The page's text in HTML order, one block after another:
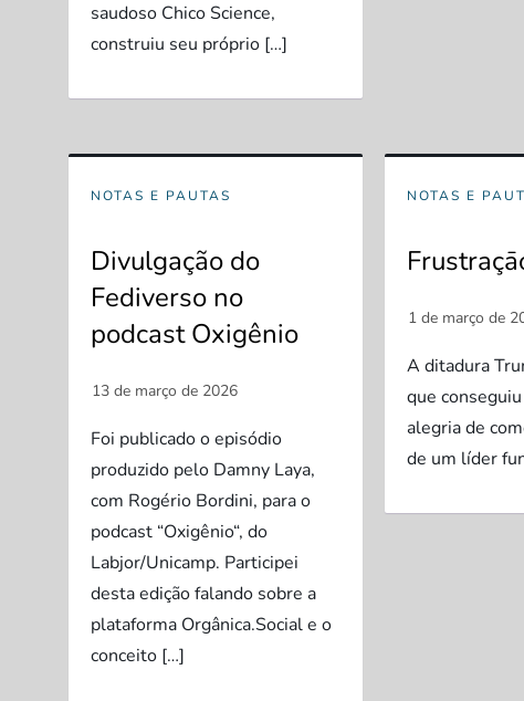
saudoso Chico Science,
construiu seu próprio […]
NOTAS E PAUTAS
Divulgação do
Fediverso no
podcast Oxigênio
Foi publicado o episódio
produzido pelo Damny Laya,
com Rogério Bordini, para o
podcast “Oxigênio“, do
Labjor/Unicamp. Participei
desta edição falando sobre a
plataforma Orgânica.Social e o
conceito […]
NOTAS E
A ditadura
que
alegria de
de um líder